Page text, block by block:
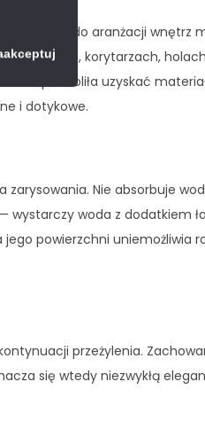
do aranżacji wnętrz
korytarzach,
pozwoliła uzyskać
i dotykowe.
Nie absorbuje
wystarczy woda z dodatkiem
powierzchni uniemożliwia
przeżylenia.
się wtedy niezwykłą